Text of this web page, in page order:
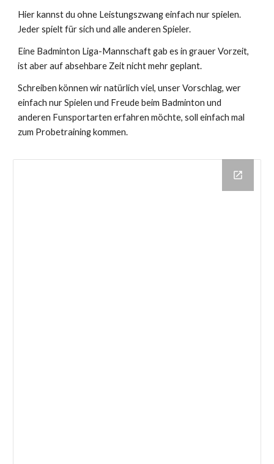
Hier kannst du ohne Leistungszwang einfach nur spielen.
Jeder spielt für sich und alle anderen Spieler.
Eine Badminton Liga-Mannschaft gab es in grauer Vorzeit,
ist aber auf absehbare Zeit nicht mehr geplant.
Schreiben können wir natürlich viel, unser Vorschlag, wer
einfach nur Spielen und Freude beim Badminton und
anderen Funsportarten erfahren möchte, soll einfach mal
zum Probetraining kommen.